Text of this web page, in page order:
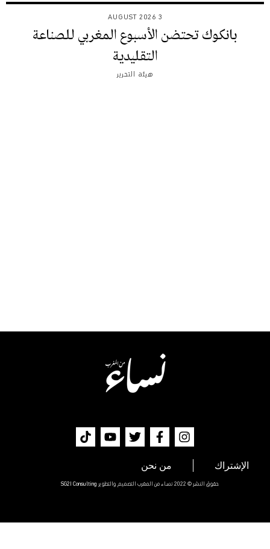
3 AUGUST 2026
بانكوك تحتضن الأسبوع المغربي للصناعة
التقليدية
هيئة التحرير
الإشتراك من نحن
حقوق النشر © 2022 نساء من المغرب التصميم والتطوير SG2I Consulting